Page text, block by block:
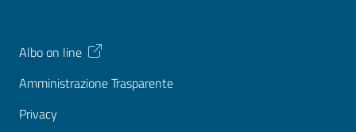
Albo on line
Amministrazione Trasparente
Privacy